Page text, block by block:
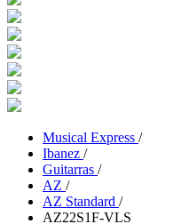
Musical Express /
Ibanez /
Guitarras /
AZ /
AZ Standard /
AZ22S1F-VLS